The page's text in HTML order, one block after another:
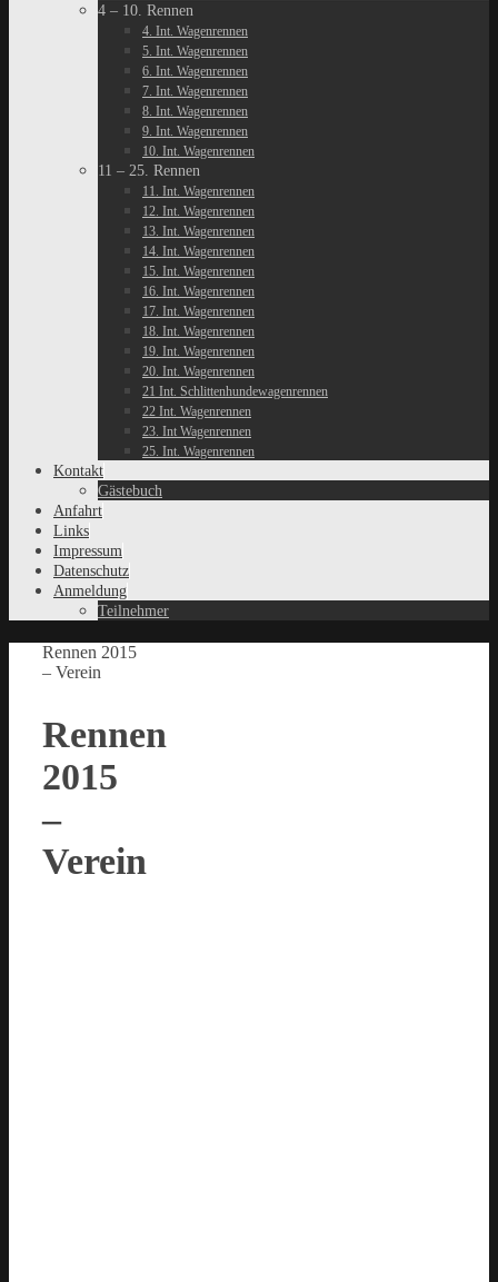
4 – 10. Rennen
4. Int. Wagenrennen
5. Int. Wagenrennen
6. Int. Wagenrennen
7. Int. Wagenrennen
8. Int. Wagenrennen
9. Int. Wagenrennen
10. Int. Wagenrennen
11 – 25. Rennen
11. Int. Wagenrennen
12. Int. Wagenrennen
13. Int. Wagenrennen
14. Int. Wagenrennen
15. Int. Wagenrennen
16. Int. Wagenrennen
17. Int. Wagenrennen
18. Int. Wagenrennen
19. Int. Wagenrennen
20. Int. Wagenrennen
21 Int. Schlittenhundewagenrennen
22 Int. Wagenrennen
23. Int Wagenrennen
25. Int. Wagenrennen
Kontakt
Gästebuch
Anfahrt
Links
Impressum
Datenschutz
Anmeldung
Teilnehmer
Rennen 2015
– Verein
Rennen
2015
–
Verein